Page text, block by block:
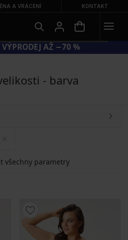
A VRÁCENÍ KONTAKT
AŽ −70 %
- barva
všechny parametry